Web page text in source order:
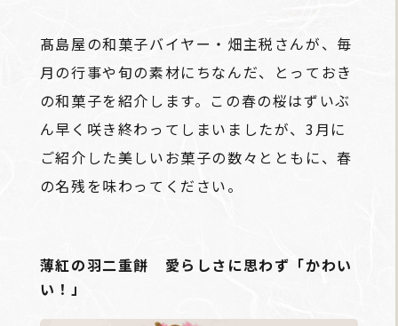
髙島屋の和菓子バイヤー・畑主税さんが、毎
月の行事や旬の素材にちなんだ、とっておき
の和菓子を紹介します。この春の桜はずいぶ
ん早く咲き終わってしまいましたが、3月に
ご紹介した美しいお菓子の数々とともに、春
の名残を味わってください。
薄紅の羽二重餅 愛らしさに思わず「かわい
い！」